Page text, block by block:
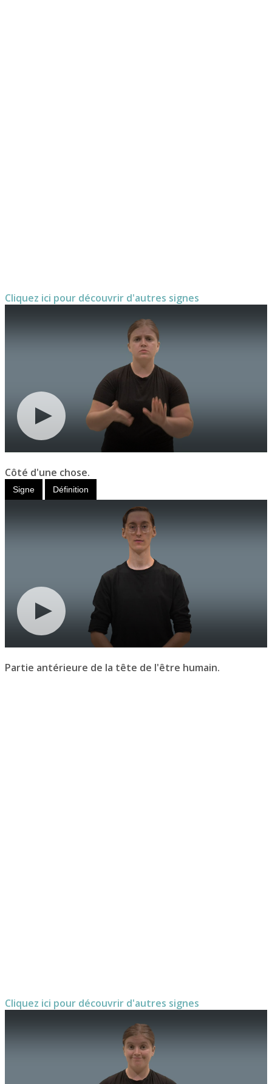
Cliquez ici pour découvrir d'autres signes
Côté d'une chose.
Signe Définition
Partie antérieure de la tête de l'être humain.
Cliquez ici pour découvrir d'autres signes